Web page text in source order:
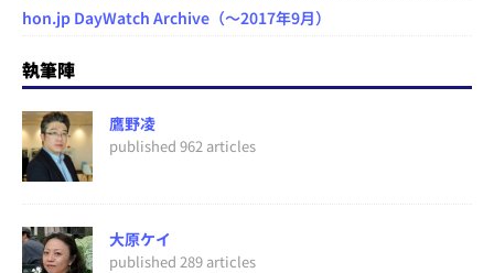
hon.jp DayWatch Archive（～2017年9月）
執筆陣
鷹野凌
published 962 articles
大原ケイ
published 289 articles